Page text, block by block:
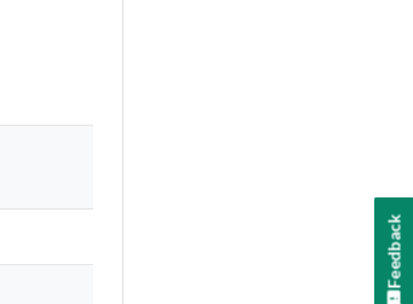
Feedback